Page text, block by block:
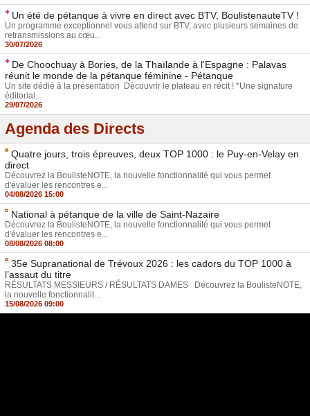
Un été de pétanque à vivre en direct avec BTV, BoulistenauteTV !
Un programme exceptionnel vous attend sur BTV, avec plusieurs semaines de
retransmissions au cœu...
30/07/2026
De Choochuay à Bories, de la Thaïlande à l'Espagne : Palavas
réunit le monde de la pétanque féminine - Pétanque
Un site dédié à la présentation Découvrir le plateau en récit ! *Une signature
éditorial...
29/07/2026
Agenda des Directs
Quatre jours, trois épreuves, deux TOP 1000 : le Puy-en-Velay en
direct
Découvrez la BoulisteNOTE, la nouvelle fonctionnalité qui vous permet
d'évaluer les rencontres e...
04/08/2026 15:00
National à pétanque de la ville de Saint-Nazaire
Découvrez la BoulisteNOTE, la nouvelle fonctionnalité qui vous permet
d'évaluer les rencontres e...
08/08/2026 08:00
35e Supranational de Trévoux 2026 : les cadors du TOP 1000 à
l’assaut du titre
RÉSULTATS MESSIEURS / RÉSULTATS DAMES Découvrez la BoulisteNOTE,
la nouvelle fonctionnalit...
15/08/2026 09:00